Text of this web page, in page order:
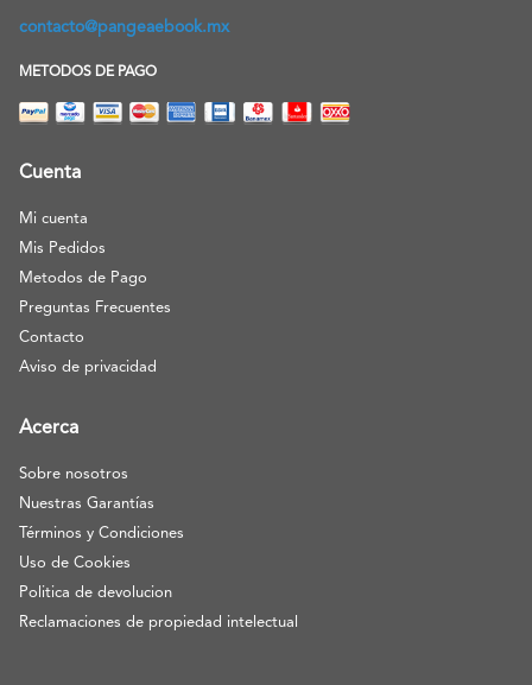
contacto@pangeaebook.mx
METODOS DE PAGO
Cuenta
Mi cuenta
Mis Pedidos
Metodos de Pago
Preguntas Frecuentes
Contacto
Aviso de privacidad
Acerca
Sobre nosotros
Nuestras Garantías
Términos y Condiciones
Uso de Cookies
Politica de devolucion
Reclamaciones de propiedad intelectual